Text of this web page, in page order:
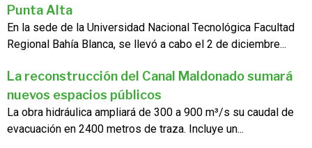
Punta Alta
En la sede de la Universidad Nacional Tecnológica Facultad
Regional Bahía Blanca, se llevó a cabo el 2 de diciembre...
La reconstrucción del Canal Maldonado sumará
nuevos espacios públicos
La obra hidráulica ampliará de 300 a 900 m³/s su caudal de
evacuación en 2400 metros de traza. Incluye un...